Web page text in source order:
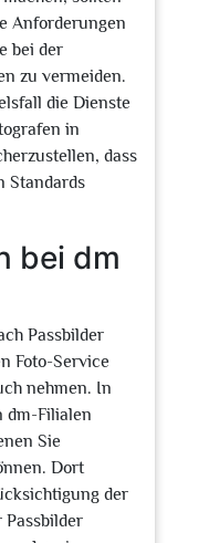
Anforderungen
bei der
zu vermeiden.
die Dienste
in
dass
Standards
bei dm
Passbilder
Foto-Service
nehmen. In
dm-Filialen
Sie
Dort
der